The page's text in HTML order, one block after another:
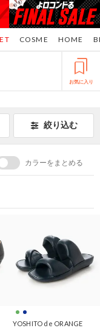
COSME HOME
お気に入り
絞り込む
カラーをまとめる
YOSHITO de ORANGE